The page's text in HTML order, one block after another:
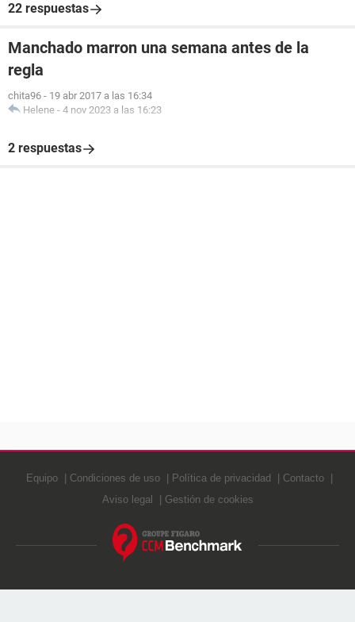
22 respuestas
Manchado marron una semana antes de la
regla
chita96 - 19 abr 2017 a las 16:34
Helene - 4 nov 2023 a las 16:23
2 respuestas
Equipo Condiciones de uso Política de privacidad
Contacto
Aviso legal
Gestión de cookies